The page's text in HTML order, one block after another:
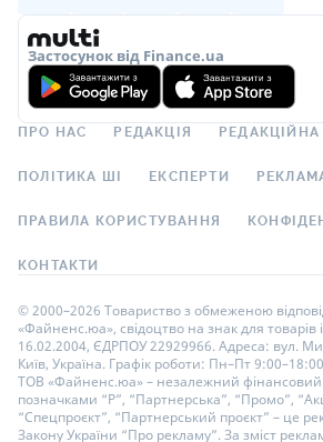
Застосунок від Finance.ua
ПРО НАС РЕДАКЦІЯ
ПОЛІТИКА ШІ ЕКСПЕРТИ
ПРАВИЛА КОРИСТУВАННЯ
КОНТАКТИ
© 2000–2026 Товариство з обмеженою
«Файненс.юа», свідоцтво на знак для товарів
16.02.2004, ЄДРПОУ 22929966. Адреса: вул.
Київ, Україна. Графік роботи: Пн–Пт
ТОВ «Файненс.юа» – незалежний фінансовий
позначками “Р”, “Партнерська”, “Промо”,
“Спецпроєкт”, “Партнерський проєкт” – це
Закону України “Про рекламу”. За зміст